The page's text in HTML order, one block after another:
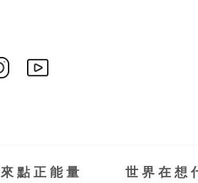
來點正能量 世界在想